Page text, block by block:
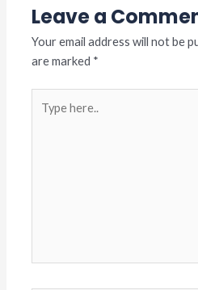
Leave a
Your email address will not be
are marked *
here..